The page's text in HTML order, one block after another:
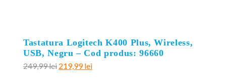
Tastatura Logitech K400 Plus, Wireless,
USB, Negru – Cod produs: 96660
249,99lei Prețul
219,99leiPrețul